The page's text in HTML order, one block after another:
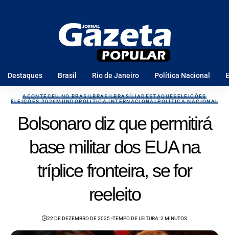
Destaques Brasil Rio de Janeiro Política Nacional
ACONTECEU NO BRASILBRASILBRASÍLIADESTAQUESELEIÇÕES
ELEIÇÕES 2026MUNDOPOLÍTICA INTERNACIONALPOLÍTICA NACIONAL
Bolsonaro diz que permitirá
base militar dos EUA na
tríplice fronteira, se for
reeleito
22 DE DEZEMBRO DE 2025 TEMPO DE LEITURA: 2 MINUTOS